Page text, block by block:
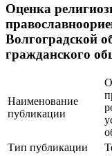
Оценка
Волгоградской
гражданского
Наименование
публикации
Тип публикации